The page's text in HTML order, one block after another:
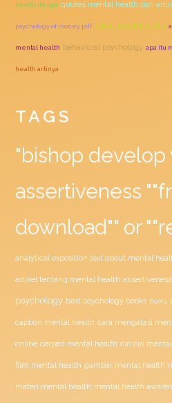
health itu apa quotes mental health dan
psychology of money pdf ciri ciri mental health
mental health behavioral psychology apa itu
health artinya
TAGS
"bishop develop
assertiveness
download"" or
analytical exposition text about mental
artikel tentang mental health
psychology best psychology books buku
caption mental health cara mengatasi
online cerpen mental health ciri ciri
film mental health gambar mental health
materi mental health mental health